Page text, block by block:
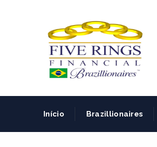
Início Brazillionaires